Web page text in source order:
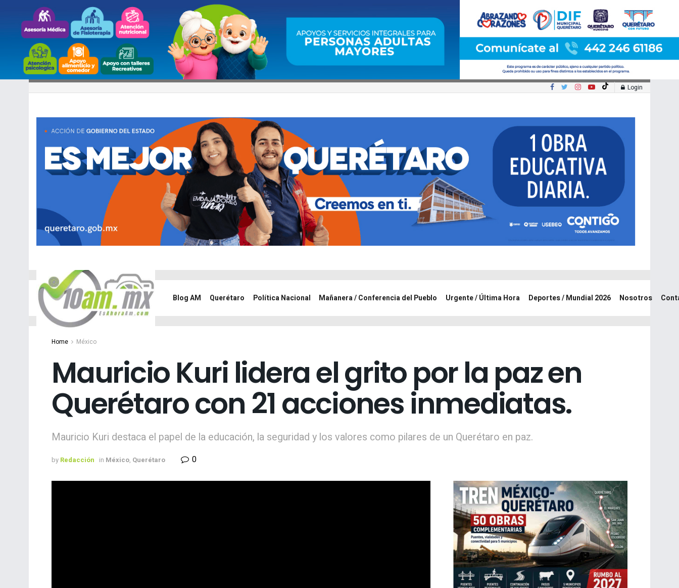
Login
Blog AM Querétaro Política Nacional Mañanera / Conferencia del Pueblo Urgente / Última Hora Deportes / Mundial 2026 Nosotros
Home México
Mauricio Kuri lidera el grito por la paz en
Querétaro con 21 acciones inmediatas.
Mauricio Kuri destaca el papel de la educación, la seguridad y los valores como pilares de un Querétaro en paz.
by Redacción in México, Querétaro 0